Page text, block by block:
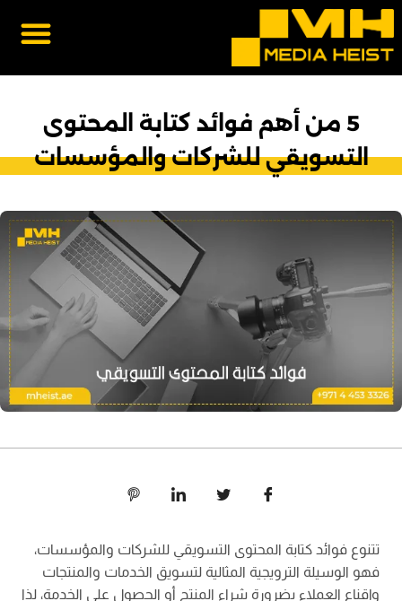
5 من أهم فوائد كتابة المحتوى
التسويقي للشركات والمؤسسات
تتنوع فوائد كتابة المحتوى التسويقي للشركات والمؤسسات،
فهو الوسيلة الترويجية المثالية لتسويق الخدمات والمنتجات
وإقناع العملاء بضرورة شراء المنتج أو الحصول على الخدمة، لذا